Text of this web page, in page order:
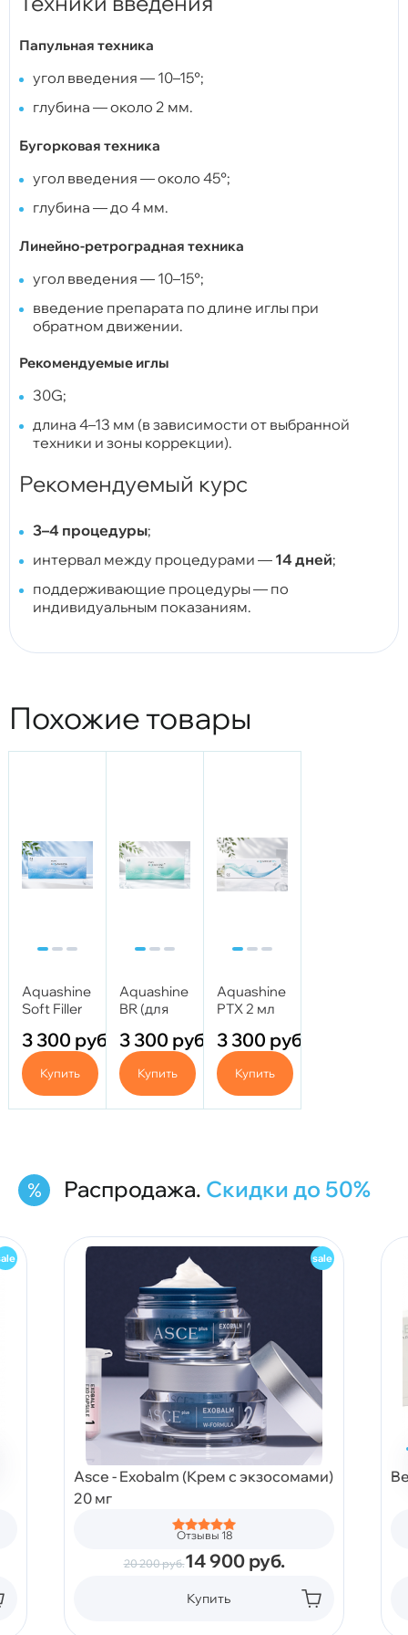
Папульная техника
угол введения — 10–15°;
глубина — около 2 мм.
Бугорковая техника
угол введения — около 45°;
глубина — до 4 мм.
Линейно-ретроградная техника
угол введения — 10–15°;
введение препарата по длине иглы при
обратном движении.
Рекомендуемые иглы
30G;
длина 4–13 мм (в зависимости от выбранной
техники и зоны коррекции).
Рекомендуемый курс
3–4 процедуры;
интервал между процедурами — 14 дней;
поддерживающие процедуры — по
индивидуальным показаниям.
Похожие товары
Aquashine
Soft Filler
3 300 руб.
Купить
Aquashine
BR (для
кожи) 2 мл
3 300 руб.
Купить
Aquashine
PTX 2 мл
3 300 руб.
Купить
Распродажа. Скидки до 50%
Asce - Exobalm (Крем с экзосомами)
20 мг
Отзывы 18
20 200руб.14 900 руб.
Купить